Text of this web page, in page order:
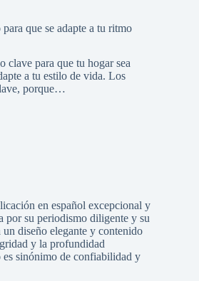
que se adapte a tu ritmo
clave para que tu hogar sea
a tu estilo de vida. Los
porque…
en español excepcional y
por su periodismo diligente y su
un diseño elegante y contenido
y la profundidad
sinónimo de confiabilidad y